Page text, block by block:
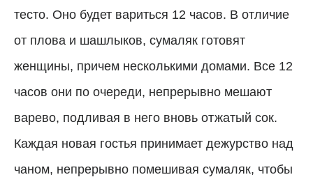
тесто. Оно будет вариться 12 часов. В отличие
от плова и шашлыков, сумаляк готовят
женщины, причем несколькими домами. Все 12
часов они по очереди, непрерывно мешают
варево, подливая в него вновь отжатый сок.
Каждая новая гостья принимает дежурство над
чаном, непрерывно помешивая сумаляк, чтобы